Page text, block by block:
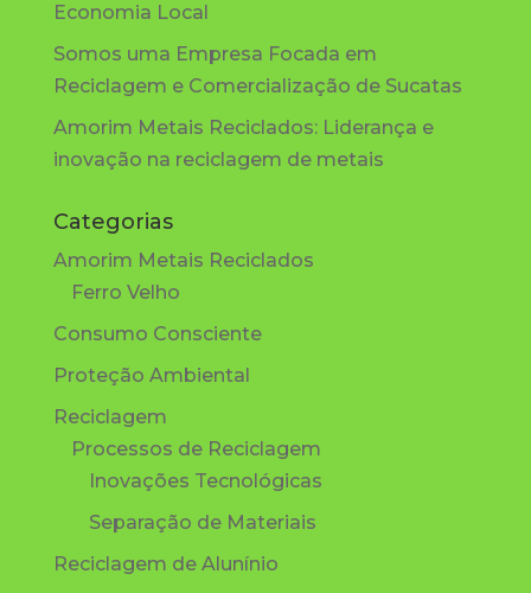
Economia Local
Somos uma Empresa Focada em
Reciclagem e Comercialização de Sucatas
Amorim Metais Reciclados: Liderança e
inovação na reciclagem de metais
Categorias
Amorim Metais Reciclados
Ferro Velho
Consumo Consciente
Proteção Ambiental
Reciclagem
Processos de Reciclagem
Inovações Tecnológicas
Separação de Materiais
Reciclagem de Alunínio